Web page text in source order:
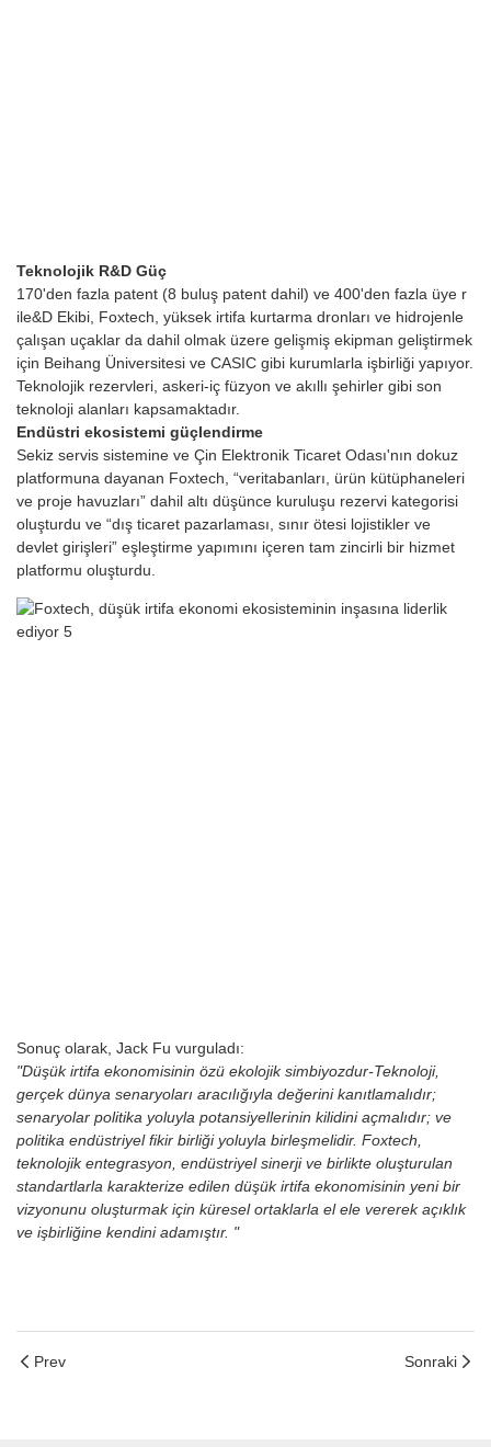
Teknolojik R&D Güç
170'den fazla patent (8 buluş patent dahil) ve 400'den fazla üye r
ile&D Ekibi, Foxtech, yüksek irtifa kurtarma dronları ve hidrojenle
çalışan uçaklar da dahil olmak üzere gelişmiş ekipman geliştirmek
için Beihang Üniversitesi ve CASIC gibi kurumlarla işbirliği yapıyor.
Teknolojik rezervleri, askeri-iç füzyon ve akıllı şehirler gibi son
teknoloji alanları kapsamaktadır.
Endüstri ekosistemi güçlendirme
Sekiz servis sistemine ve Çin Elektronik Ticaret Odası'nın dokuz
platformuna dayanan Foxtech, “veritabanları, ürün kütüphaneleri
ve proje havuzları” dahil altı düşünce kuruluşu rezervi kategorisi
oluşturdu ve “dış ticaret pazarlaması, sınır ötesi lojistikler ve
devlet girişleri” eşleştirme yapımını içeren tam zincirli bir hizmet
platformu oluşturdu.
Sonuç olarak, Jack Fu vurguladı:
"Düşük irtifa ekonomisinin özü ekolojik simbiyozdur-Teknoloji,
gerçek dünya senaryoları aracılığıyla değerini kanıtlamalıdır;
senaryolar politika yoluyla potansiyellerinin kilidini açmalıdır; ve
politika endüstriyel fikir birliği yoluyla birleşmelidir. Foxtech,
teknolojik entegrasyon, endüstriyel sinerji ve birlikte oluşturulan
standartlarla karakterize edilen düşük irtifa ekonomisinin yeni bir
vizyonunu oluşturmak için küresel ortaklarla el ele vererek açıklık
ve işbirliğine kendini adamıştır. "
Prev Sonraki